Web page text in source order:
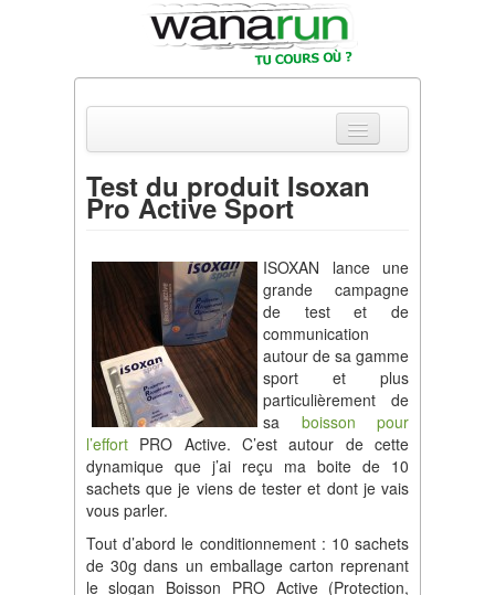
Actualités
Parcours & Courses
Outils & Réseaux
Test du produit Isoxan
Pro Active Sport
ISOXAN lance une
grande campagne
de test et de
communication
autour de sa gamme
sport et plus
particulièrement de
sa boisson pour
l’effortPRO Active. C’est autour de cette
dynamique que j’ai reçu ma boite de 10
sachets que je viens de tester et dont je vais
vous parler.
Tout d’abord le conditionnement : 10 sachets
de 30g dans un emballage carton reprenant
le slogan Boisson PRO Active (Protection,